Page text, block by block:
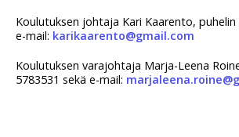
Koulutuksen johtaja Kari Kaarento, puhelin
e-mail: karikaarento@gmail.com
Koulutuksen varajohtaja Marja-Leena
5783531 sekä e-mail: